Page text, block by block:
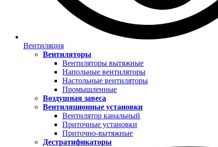
Вентиляция
Вентиляторы
Вентиляторы вытяжные
Напольные вентиляторы
Настольные вентиляторы
Промышленные
Воздушная завеса
Вентиляционные установки
Вентилятор канальный
Приточные установки
Приточно-вытяжные
Дестратификаторы